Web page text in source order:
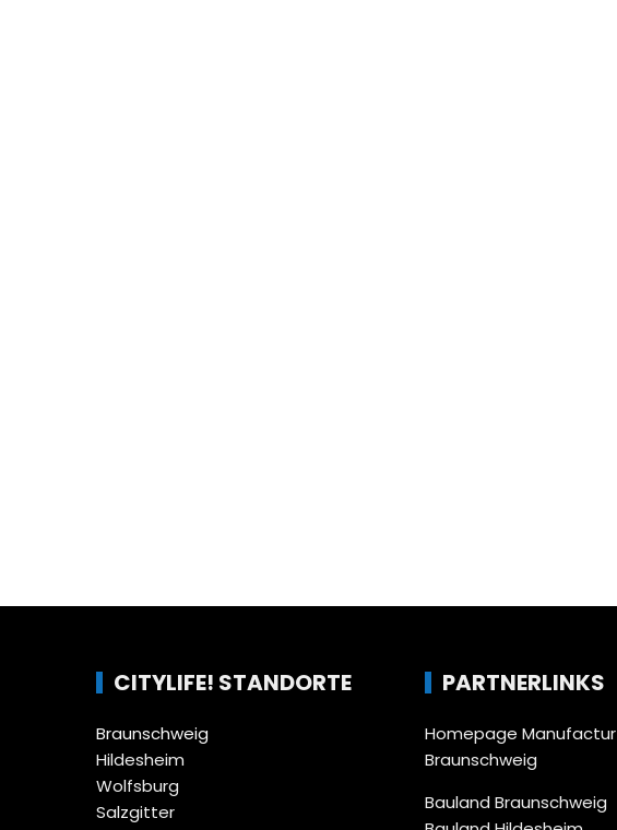
CITYLIFE! STANDORTE
Braunschweig
Hildesheim
Wolfsburg
Salzgitter
PARTNERLINKS
Homepage Manufactur
Braunschweig
Bauland Braunschweig